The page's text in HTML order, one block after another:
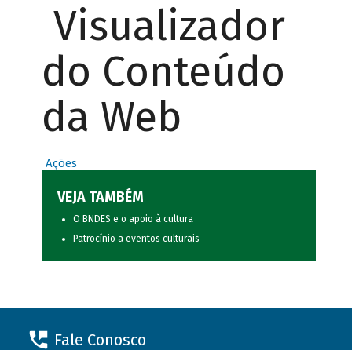
Visualizador
do Conteúdo
da Web
Ações
VEJA TAMBÉM
O BNDES e o apoio à cultura
Patrocínio a eventos culturais
Fale Conosco